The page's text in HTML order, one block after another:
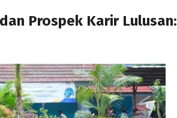
Prospek Karir Lulusan: